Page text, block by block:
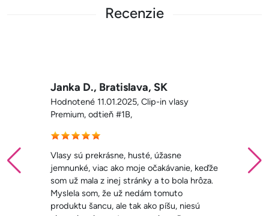
Recenzie
Nikola , Nové Zámky, SK
Hodnotené 11.01.2025, Clip-in vlasy
Premium, odtieň #3,
Krásne a kvalitné vlasy, výborné
poradenstvo ohľadne hustoty aj farby.
Odporúčam! Mala som vlasy aj z iného
eshopu a neboli ani z polovice také
kvalitné. SUPER